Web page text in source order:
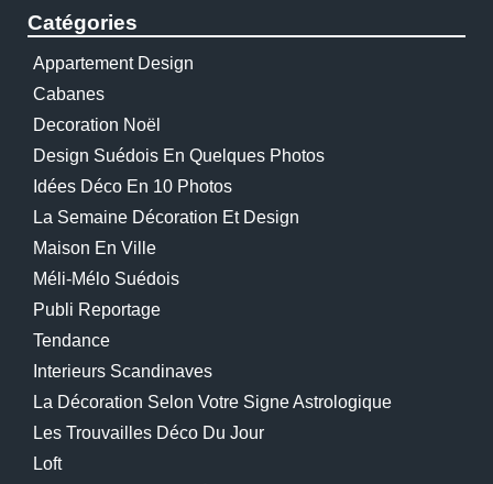
Catégories
Appartement Design
Cabanes
Decoration Noël
Design Suédois En Quelques Photos
Idées Déco En 10 Photos
La Semaine Décoration Et Design
Maison En Ville
Méli-Mélo Suédois
Publi Reportage
Tendance
Interieurs Scandinaves
La Décoration Selon Votre Signe Astrologique
Les Trouvailles Déco Du Jour
Loft